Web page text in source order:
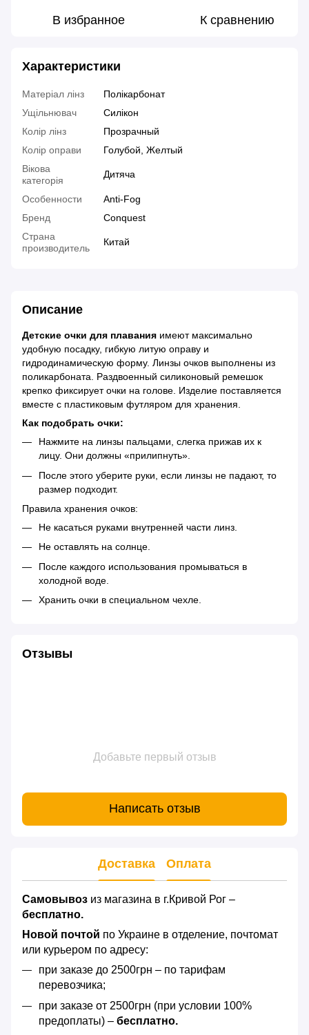
В избранное К сравнению
Характеристики
Матеріал лінз
Полікарбонат
Ущільнювач
Силікон
Колір лінз
Прозрачный
Колір оправи
Голубой, Желтый
Вікова
категорія
Дитяча
Особенности
Anti-Fog
Бренд
Conquest
Страна
производитель
Китай
Описание
Детские очки для плавания имеют максимально
удобную посадку, гибкую литую оправу и
гидродинамическую форму. Линзы очков выполнены из
поликарбоната. Раздвоенный силиконовый ремешок
крепко фиксирует очки на голове. Изделие поставляется
вместе с пластиковым футляром для хранения.
Как подобрать очки:
Нажмите на линзы пальцами, слегка прижав их к
лицу. Они должны «прилипнуть».
После этого уберите руки, если линзы не падают, то
размер подходит.
Правила хранения очков:
Не касаться руками внутренней части линз.
Не оставлять на солнце.
После каждого использования промываться в
холодной воде.
Хранить очки в специальном чехле.
Отзывы
Добавьте первый отзыв
Написать отзыв
Доставка Оплата
Самовывоз из магазина в г.Кривой Рог –
бесплатно.
Новой почтой по Украине в отделение, почтомат
или курьером по адресу:
при заказе до 2500грн – по тарифам
перевозчика;
при заказе от 2500грн (при условии 100%
предоплаты) – бесплатно.